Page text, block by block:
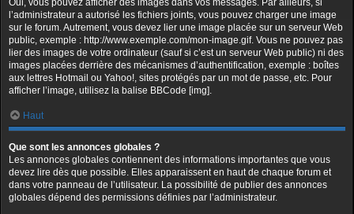
Oui, vous pouvez afficher des images dans vos messages. Par ailleurs, si
l’administrateur a autorisé les fichiers joints, vous pouvez charger une image
sur le forum. Autrement, vous devez lier une image placée sur un serveur Web
public, exemple : http://www.exemple.com/mon-image.gif. Vous ne pouvez pas
lier des images de votre ordinateur (sauf si c’est un serveur Web public) ni des
images placées derrière des mécanismes d’authentification, exemple : boîtes
aux lettres Hotmail ou Yahoo!, sites protégés par un mot de passe, etc. Pour
afficher l’image, utilisez la balise BBCode [img].
Haut
Que sont les annonces globales ?
Les annonces globales contiennent des informations importantes que vous
devez lire dès que possible. Elles apparaissent en haut de chaque forum et
dans votre panneau de l’utilisateur. La possibilité de publier des annonces
globales dépend des permissions définies par l’administrateur.